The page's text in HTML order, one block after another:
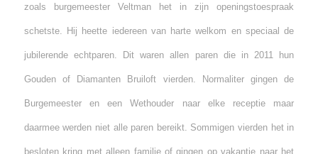
zoals burgemeester Veltman het in zijn openingstoespraak
schetste. Hij heette iedereen van harte welkom en speciaal de
jubilerende echtparen. Dit waren allen paren die in 2011 hun
Gouden of Diamanten Bruiloft vierden. Normaliter gingen de
Burgemeester en een Wethouder naar elke receptie maar
daarmee werden niet alle paren bereikt. Sommigen vierden het in
besloten kring met alleen familie of gingen op vakantie naar het